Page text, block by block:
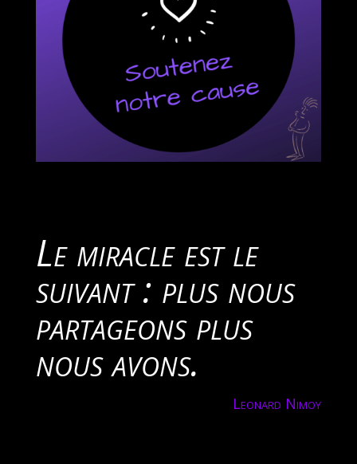
Le miracle est le
suivant : plus nous
partageons plus
nous avons.
Leonard Nimoy